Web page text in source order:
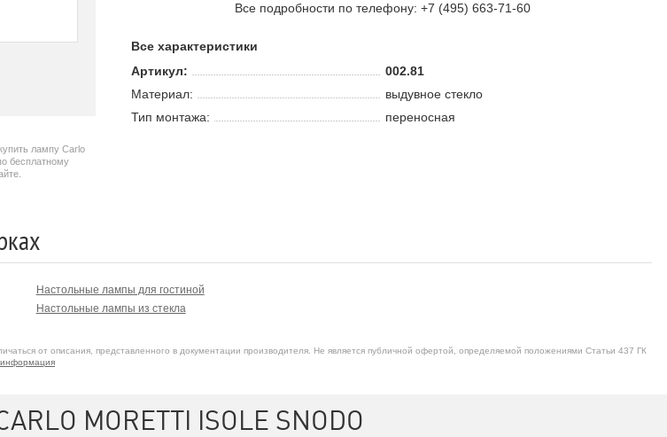
лампу Carlo
бесплатному
Все подробности по телефону: +7 (495) 663-71-60
Все характеристики
Артикул:
002.81
Материал:
выдувное стекло
Тип монтажа:
переносная
Настольные лампы для гостиной
Настольные лампы из стекла
от описания, представленного в документации производителя. Не является публичной офертой, определяемой положениями Статьи 437 ГК
MORETTI ISOLE SNODO